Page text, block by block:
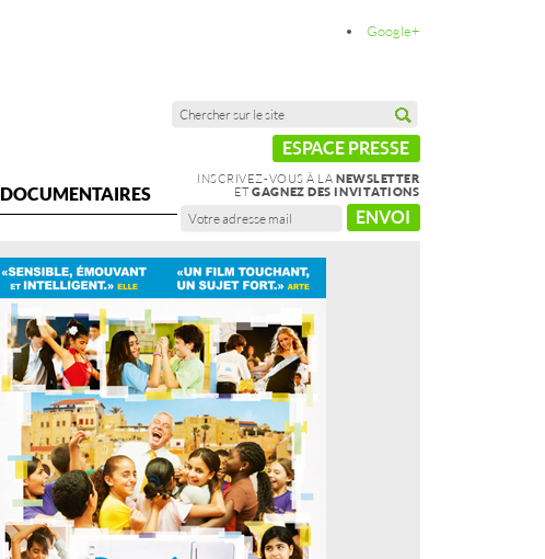
Google+
ESPACE PRESSE
INSCRIVEZ-VOUS À LA NEWSLETTER
ETGAGNEZ DES INVITATIONS
ENVOI
DOCUMENTAIRES